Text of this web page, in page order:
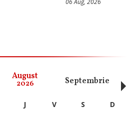
August
2026 Septembrie
J V S
D